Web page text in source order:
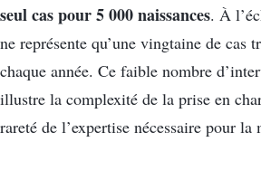
seul cas pour 5 000 naissances. À
ne représente qu’une vingtaine de cas
chaque année. Ce faible nombre
illustre la complexité de la prise en
rareté de l’expertise nécessaire pour la